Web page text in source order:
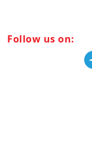
Follow us on: